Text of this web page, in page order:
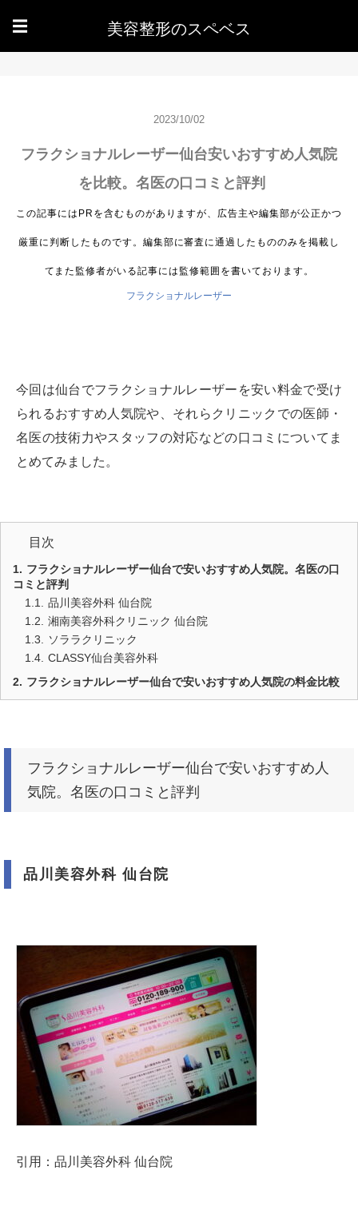
☰ 美容整形のスペベス
2023/10/02
フラクショナルレーザー仙台安いおすすめ人気院
を比較。名医の口コミと評判
フラクショナルレーザー
今回は仙台でフラクショナルレーザーを安い料金で受け
られるおすすめ人気院や、それらクリニックでの医師・
名医の技術力やスタッフの対応などの口コミについてま
とめてみました。
目次
フラクショナルレーザー仙台で安いおすすめ人気院。名医の口
コミと評判
品川美容外科 仙台院
湘南美容外科クリニック 仙台院
ソララクリニック
CLASSY仙台美容外科
フラクショナルレーザー仙台で安いおすすめ人気院の料金比較
フラクショナルレーザー仙台で安いおすすめ人
気院。名医の口コミと評判
品川美容外科 仙台院
引用：品川美容外科 仙台院